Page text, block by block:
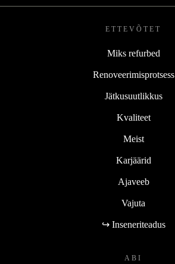
ETTEVÕTET
Miks refurbed
Renoveerimisprotsess
Jätkusuutlikkus
Kvaliteet
Meist
Karjäärid
Ajaveeb
Vajuta
↪ Inseneriteadus
ABI